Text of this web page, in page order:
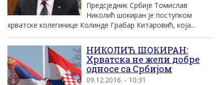
Предсједник Србије Томислав
Николић шокиран је поступком
хрватске колегинице Колинде Грабар Китаровић, која...
НИКОЛИЋ ШОКИРАН:
Хрватска не жели добре
односе са Србијом
09.12.2016. - 10:31